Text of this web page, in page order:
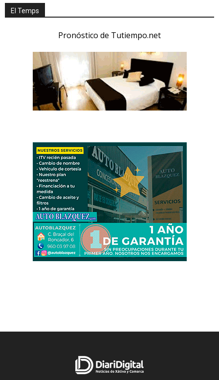
El Temps
Pronóstico de Tutiempo.net